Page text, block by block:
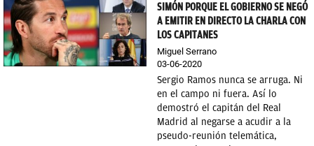
SIMÓN PORQUE EL GOBIERNO SE NEGÓ
A EMITIR EN DIRECTO LA CHARLA CON
LOS CAPITANES
Miguel Serrano
03-06-2020
Sergio Ramos nunca se arruga. Ni
en el campo ni fuera. Así lo
demostró el capitán del Real
Madrid al negarse a acudir a la
pseudo-reunión telemática,